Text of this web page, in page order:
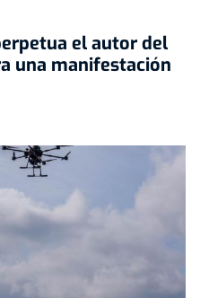
el autor del
una manifestación